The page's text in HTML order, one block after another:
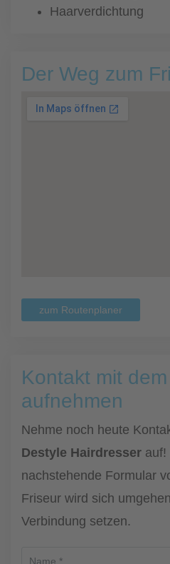
Haarverdichtung
Der Weg zum
zum Routenplaner
Kontakt mit
aufnehmen
Nehme noch heute
Destyle Hairdresser auf!
nachstehende Formular
Friseur wird sich
Verbindung setzen.